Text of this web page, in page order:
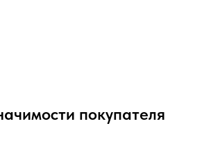
покупателя